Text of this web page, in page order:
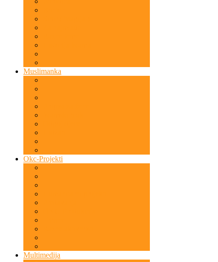
Muslimanka
Okc-Projekti
Multimedija